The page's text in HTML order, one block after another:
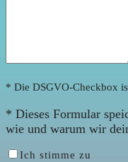
* Die DSGVO-Checkbox
* Dieses Formular
wie und warum wir
Ich stimme zu